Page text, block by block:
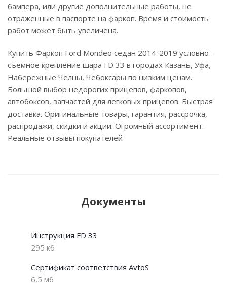
бампера, или другие дополнительные работы, не
отраженные в паспорте на фаркоп. Время и стоимость
работ может быть увеличена.
Купить Фаркоп Ford Mondeo седан 2014-2019 условно-
съемное крепление шара FD 33 в городах Казань, Уфа,
Набережные Челны, Чебоксары по низким ценам.
Большой выбор недорогих прицепов, фаркопов,
автобоксов, запчастей для легковых прицепов. Быстрая
доставка. Оригинальные товары, гарантия, рассрочка,
распродажи, скидки и акции. Огромный ассортимент.
Реальные отзывы покупателей
Документы
Инструкция FD 33
295 кб
Сертификат соответствия AvtoS
6,5 мб